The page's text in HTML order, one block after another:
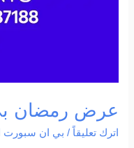
عرض رمضان
اترك تعليقاً / بي ان سبورت